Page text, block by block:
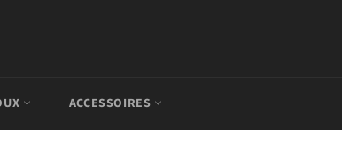
ACCESSOIRES